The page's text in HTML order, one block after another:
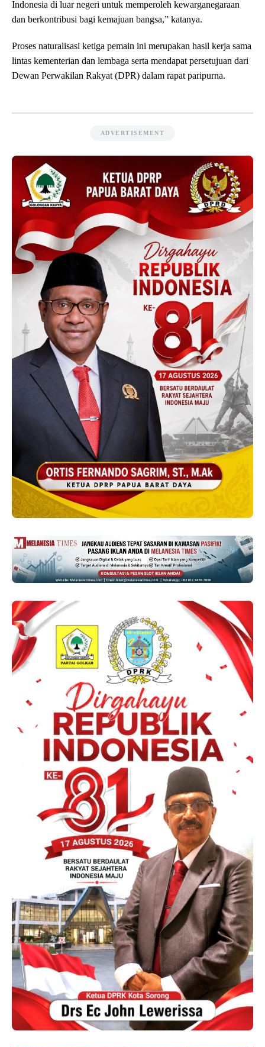
Indonesia di luar negeri untuk memperoleh kewarganegaraan
dan berkontribusi bagi kemajuan bangsa,” katanya.
Proses naturalisasi ketiga pemain ini merupakan hasil kerja sama
lintas kementerian dan lembaga serta mendapat persetujuan dari
Dewan Perwakilan Rakyat (DPR) dalam rapat paripurna.
ADVERTISEMENT